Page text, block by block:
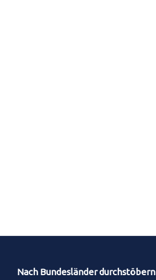
Nach Bundesländer durchstöbern